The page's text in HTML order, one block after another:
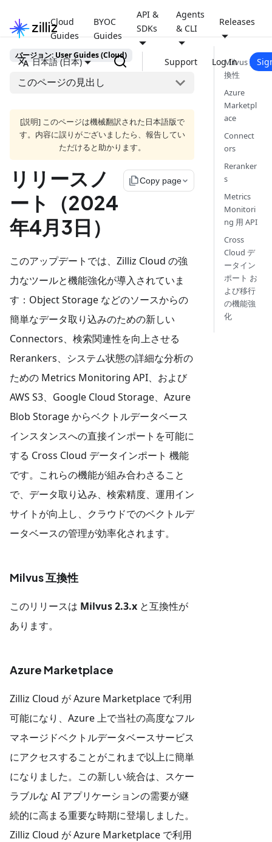
Cloud
Guides
BYOC
Guides
API &
SDKs
Agents
& CLI
Releases
日本語 (日本) Support Log In
バージョン: User Guides (Cloud)
このページの見出し
[説明] このページは機械翻訳された日本語版で
す。内容に誤りがございましたら、報告してい
ただけると助かります。
リリースノ
ート（2024
年4月3日）
file_copyCopy page
このアップデートでは、Zilliz Cloud の強
力なツールと機能強化が導入されていま
す：Object Storage などのソースからの
簡単なデータ取り込みのための新しい
Connectors、検索関連性を向上させる
Rerankers、システム状態の詳細な分析の
ための Metrics Monitoring API、および
AWS S3、Google Cloud Storage、Azure
Blob Storage からベクトルデータベース
インスタンスへの直接インポートを可能に
する Cross Cloud データインポート 機能
です。これらの機能が組み合わさること
で、データ取り込み、検索精度、運用イン
サイトが向上し、クラウドでのベクトルデ
ータベースの管理が効率化されます。
Milvus 互換性
このリリースは Milvus 2.3.x と互換性が
あります。
Azure Marketplace
Zilliz Cloud が Azure Marketplace で利用
可能になり、Azure 上で当社の高度なフル
マネージドベクトルデータベースサービス
にアクセスすることがこれまで以上に簡単
になりました。この新しい統合は、スケー
ラブルな AI アプリケーションの需要が継
続的に高まる重要な時期に登場しました。
Zilliz Cloud が Azure Marketplace で利用
Milvus 互
換性
Azure
Marketpl
ace
Connect
ors
Reranker
s
Metrics
Monitori
ng 用 API
Cross
Cloud デ
ータイン
ポート お
よび移行
の機能強
化